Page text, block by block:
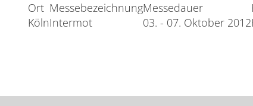
Ort MessebezeichnungMessedauer
KölnIntermot 03. - 07. Oktober 2012